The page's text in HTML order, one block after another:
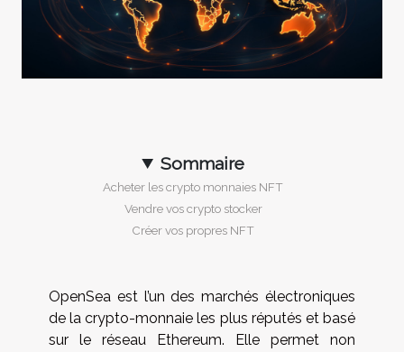
Sommaire
Acheter les crypto monnaies NFT
Vendre vos crypto stocker
Créer vos propres NFT
OpenSea est l’un des marchés électroniques
de la crypto-monnaie les plus réputés et basé
sur le réseau Ethereum. Elle permet non